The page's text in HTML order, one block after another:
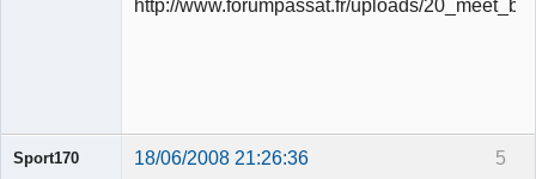
5
Sport170 18/06/2008 21:26:36